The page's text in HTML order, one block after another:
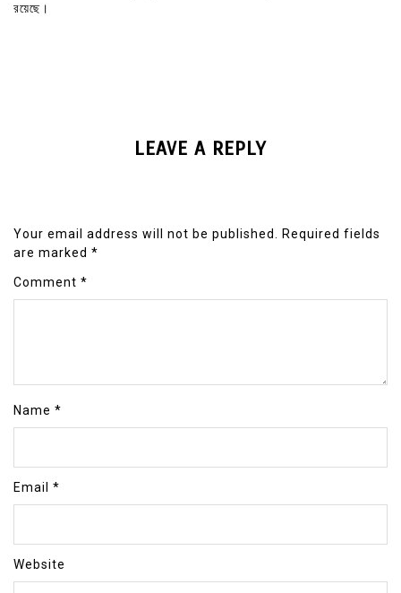
রয়েছে।
LEAVE A REPLY
Your email address will not be published.
Required fields
are marked *
Comment *
Name *
Email *
Website